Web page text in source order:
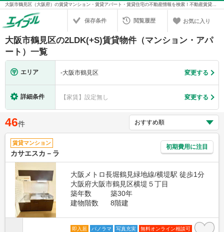
大阪市鶴見区（大阪府）の賃貸マンション・賃貸アパート・賃貸住宅の不動産情報を検索！不動産賃貸の物件探しは、お部屋探しのエイブル
保存条件 閲覧履歴 お気に入り
大阪市鶴見区の2LDK(+S)賃貸物件（マンション・アパ
ート）一覧
エリア -大阪市鶴見区 変更する
詳細条件 【家賃】設定無し 変更する
46件
賃貸マンション
カサエスカ－ラ
初期費用に注目
大阪メトロ長堀鶴見緑地線/横堤駅 徒歩1分
大阪府大阪市鶴見区横堤５丁目
築年数
築30年
建物階数
8階建
即入居 パノラマ 写真充実 無料オンライン相談可